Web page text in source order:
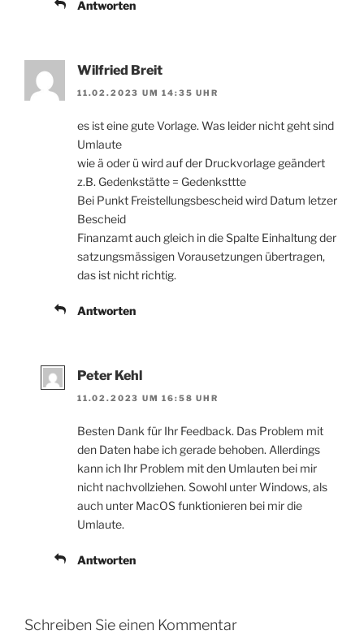
Antworten
Wilfried Breit
11.02.2023 UM 14:35 UHR
es ist eine gute Vorlage. Was leider nicht geht sind
Umlaute
wie ä oder ü wird auf der Druckvorlage geändert
z.B. Gedenkstätte = Gedenksttte
Bei Punkt Freistellungsbescheid wird Datum letzer
Bescheid
Finanzamt auch gleich in die Spalte Einhaltung der
satzungsmässigen Vorausetzungen übertragen,
das ist nicht richtig.
Antworten
Peter Kehl
11.02.2023 UM 16:58 UHR
Besten Dank für Ihr Feedback. Das Problem mit
den Daten habe ich gerade behoben. Allerdings
kann ich Ihr Problem mit den Umlauten bei mir
nicht nachvollziehen. Sowohl unter Windows, als
auch unter MacOS funktionieren bei mir die
Umlaute.
Antworten
Schreiben Sie einen Kommentar